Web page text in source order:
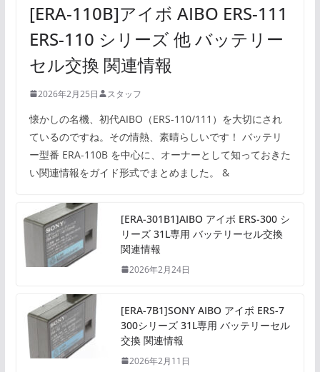
[ERA-110B]アイボ AIBO ERS-111
ERS-110 シリーズ 他 バッテリー
セル交換 関連情報
2026年2月25日 スタッフ
懐かしの名機、初代AIBO（ERS-110/111）を大切にされ
ているのですね。その情熱、素晴らしいです！ バッテリ
ー型番 ERA-110B を中心に、オーナーとして知っておきた
い関連情報をガイド形式でまとめました。 &
[ERA-301B1]AIBO アイボ ERS-300 シ
リーズ 31L専用 バッテリーセル交換
関連情報
2026年2月24日
[ERA-7B1]SONY AIBO アイボ ERS-7
300シリーズ 31L専用 バッテリーセル
交換 関連情報
2026年2月11日